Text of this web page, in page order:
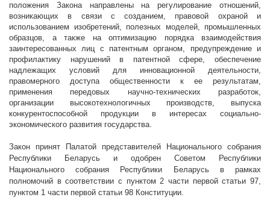
положения Закона направлены на регулирование отношений,
возникающих в связи с созданием, правовой охраной и
использованием изобретений, полезных моделей, промышленных
образцов, а также на оптимизацию порядка взаимодействия
заинтересованных лиц с патентным органом, предупреждение и
профилактику нарушений в патентной сфере, обеспечение
надлежащих условий для инновационной деятельности,
правомерного доступа общественности к ее результатам,
применения передовых научно-технических разработок,
организации высокотехнологичных производств, выпуска
конкурентоспособной продукции в интересах социально-
экономического развития государства.
Закон принят Палатой представителей Национального собрания
Республики Беларусь и одобрен Советом Республики
Национального собрания Республики Беларусь в рамках
полномочий в соответствии с пунктом 2 части первой статьи 97,
пунктом 1 части первой статьи 98 Конституции.